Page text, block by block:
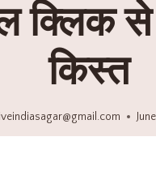
क्लिक से
किस्त
liveindiasagar@gmail.com